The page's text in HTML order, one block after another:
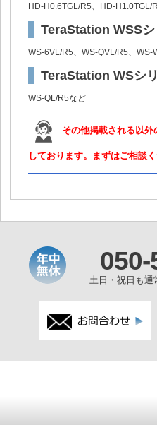
HD-H0.6TGL/R5、HD-H1.0TGL/
TeraStation WSS
WS-6VL/R5、WS-QVL/R5、WS-
TeraStation WSシ
WS-QL/R5など
その他掲載される以
しております。まずはご相談く
050-
土日・祝日も